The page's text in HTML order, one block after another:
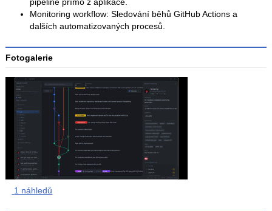
Monitoring workflow: Sledování běhů GitHub Actions a
dalších automatizovaných procesů.
Fotogalerie
1 náhledů